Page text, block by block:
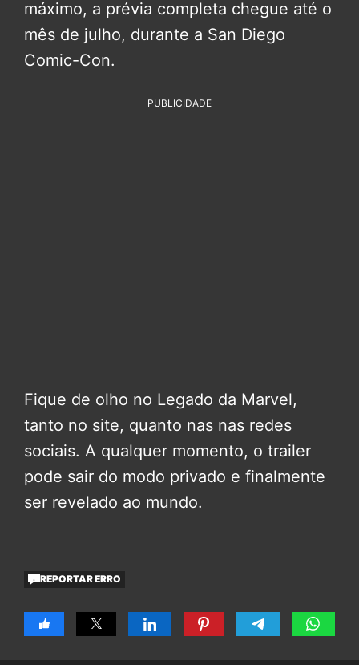
máximo, a prévia completa chegue até o
mês de julho, durante a San Diego
Comic-Con.
PUBLICIDADE
Fique de olho no Legado da Marvel,
tanto no site, quanto nas nas redes
sociais. A qualquer momento, o trailer
pode sair do modo privado e finalmente
ser revelado ao mundo.
REPORTAR ERRO